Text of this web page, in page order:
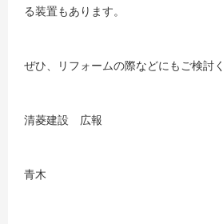
る装置もあります。
ぜひ、リフォームの際などにもご検討く
清菱建設 広報
青木